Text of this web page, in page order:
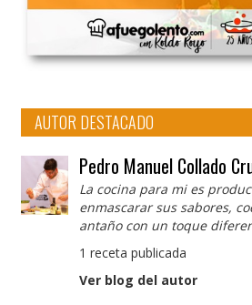
AUTOR DESTACADO
Pedro Manuel Collado
La cocina para mi es
enmascarar sus sabores,
antaño con un toque
1 receta publicada
Ver blog del autor